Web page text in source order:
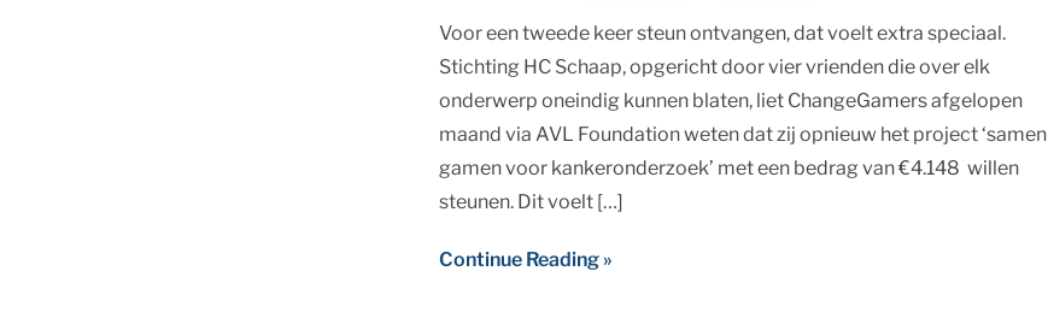
Voor een tweede keer steun ontvangen, dat voelt extra speciaal.
Stichting HC Schaap, opgericht door vier vrienden die over elk
onderwerp oneindig kunnen blaten, liet ChangeGamers afgelopen
maand via AVL Foundation weten dat zij opnieuw het project ‘samen
gamen voor kankeronderzoek’ met een bedrag van €4.148 willen
steunen. Dit voelt […]
Continue Reading »